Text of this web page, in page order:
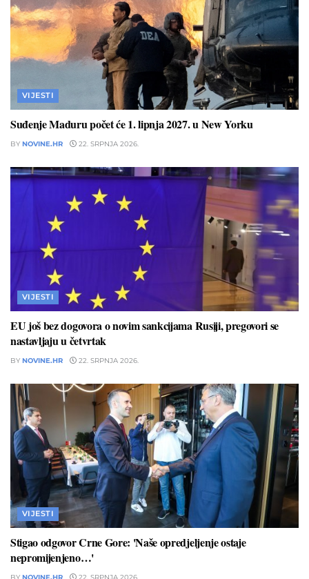
VIJESTI
Suđenje Maduru počet će 1. lipnja 2027. u New Yorku
BY NOVINE.HR 22. SRPNJA 2026.
VIJESTI
EU još bez dogovora o novim sankcijama Rusiji, pregovori se
nastavljaju u četvrtak
BY NOVINE.HR 22. SRPNJA 2026.
VIJESTI
Stigao odgovor Crne Gore: 'Naše opredjeljenje ostaje
nepromijenjeno…'
BY NOVINE.HR 22. SRPNJA 2026.